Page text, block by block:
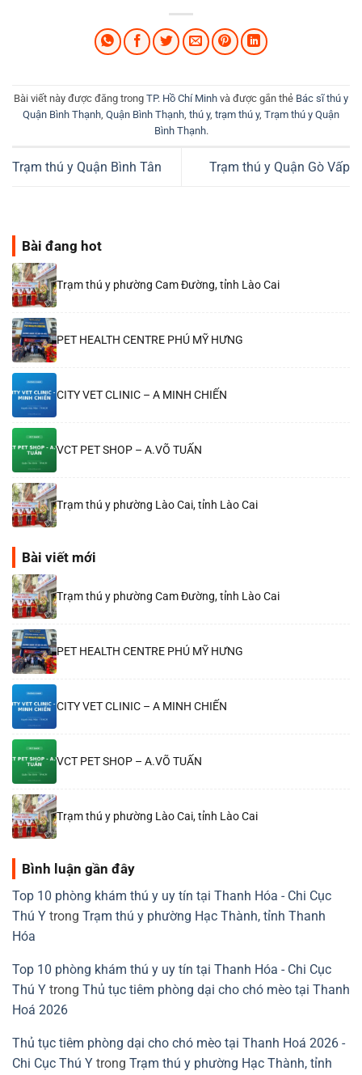
Bài viết này được đăng trong TP. Hồ Chí Minh và được gắn thẻ Bác sĩ thú y
Quận Bình Thạnh, Quận Bình Thạnh, thú y, trạm thú y, Trạm thú y Quận
Bình Thạnh.
Trạm thú y Quận Bình Tân Trạm thú y Quận Gò Vấp
Bài đang hot
Trạm thú y phường Cam Đường, tỉnh Lào Cai
PET HEALTH CENTRE PHÚ MỸ HƯNG
CITY VET CLINIC – A MINH CHIẾN
VCT PET SHOP – A.VÕ TUẤN
Trạm thú y phường Lào Cai, tỉnh Lào Cai
Bài viết mới
Trạm thú y phường Cam Đường, tỉnh Lào Cai
PET HEALTH CENTRE PHÚ MỸ HƯNG
CITY VET CLINIC – A MINH CHIẾN
VCT PET SHOP – A.VÕ TUẤN
Trạm thú y phường Lào Cai, tỉnh Lào Cai
Bình luận gần đây
Top 10 phòng khám thú y uy tín tại Thanh Hóa - Chi Cục
Thú Y trong Trạm thú y phường Hạc Thành, tỉnh Thanh
Hóa
Top 10 phòng khám thú y uy tín tại Thanh Hóa - Chi Cục
Thú Y trong Thủ tục tiêm phòng dại cho chó mèo tại Thanh
Hoá 2026
Thủ tục tiêm phòng dại cho chó mèo tại Thanh Hoá 2026 -
Chi Cục Thú Y trong Trạm thú y phường Hạc Thành, tỉnh